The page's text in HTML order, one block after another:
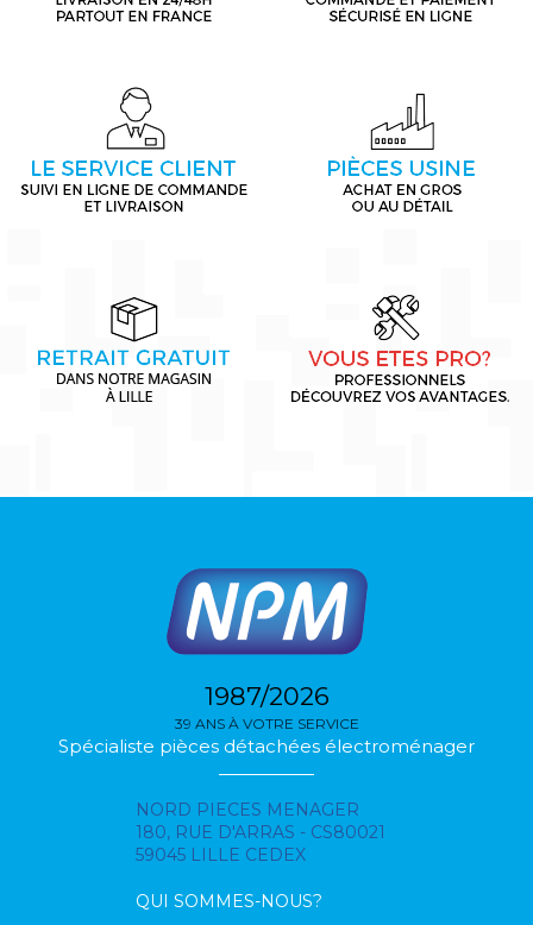
1987/2026
39 ANS À VOTRE SERVICE
Spécialiste pièces détachées électroménager
NORD PIECES MENAGER
180, RUE D'ARRAS - CS80021
59045 LILLE CEDEX
QUI SOMMES-NOUS?